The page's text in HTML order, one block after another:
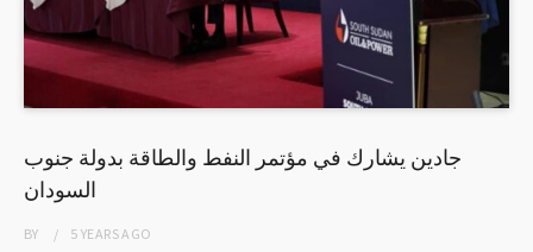
جادين يشارك في مؤتمر النفط والطاقة بدولة جنوب
السودان
BY 5 YEARSAGO